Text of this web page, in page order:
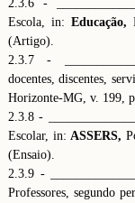
2.3.6 -
Escola, in: Educação,
(Artigo).
2.3.7 -
docentes, discentes,
Horizonte-MG, v. 199,
2.3.8 -
Escolar, in:ASSERS,
(Ensaio).
2.3.9 -
Professores, segundo